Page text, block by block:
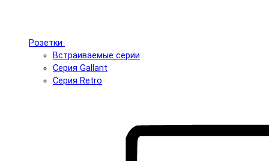
Розетки
Встраиваемые серии
Серия Gallant
Серия Retro